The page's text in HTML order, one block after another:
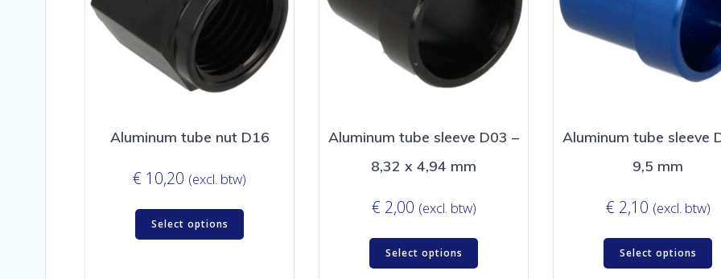
Aluminum tube nut D16
€ 10,20 (excl. btw)
Select options
Aluminum tube sleeve D03 –
8,32 x 4,94 mm
€ 2,00 (excl. btw)
Select options
Aluminum tube sleeve
9,5 mm
€ 2,10 (excl. btw)
Select options